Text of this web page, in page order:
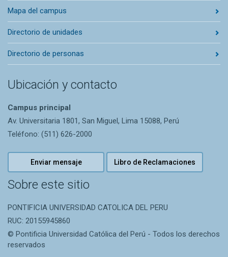
Mapa del campus
Directorio de unidades
Directorio de personas
Ubicación y contacto
Campus principal
Av. Universitaria 1801, San Miguel, Lima 15088, Perú
Teléfono: (511) 626-2000
Enviar mensaje Libro de Reclamaciones
Sobre este sitio
PONTIFICIA UNIVERSIDAD CATOLICA DEL PERU
RUC: 20155945860
© Pontificia Universidad Católica del Perú - Todos los derechos
reservados